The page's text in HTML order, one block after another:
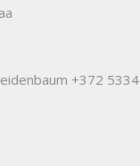
+372 5334